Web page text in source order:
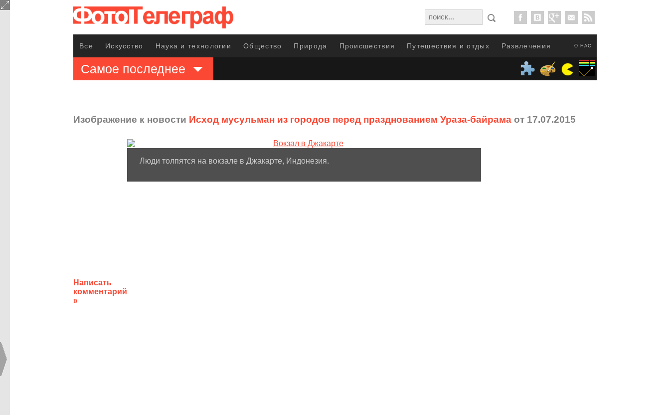
О НАС
Все Искусство Наука и технологии Общество Природа Происшествия Путешествия и отдых Развлечения
Самое последнее
Изображение к новости Исход мусульман из городов перед празднованием Ураза-байрама от 17.07.2015
Написать
комментарий
»
Люди толпятся на вокзале в Джакарте, Индонезия.